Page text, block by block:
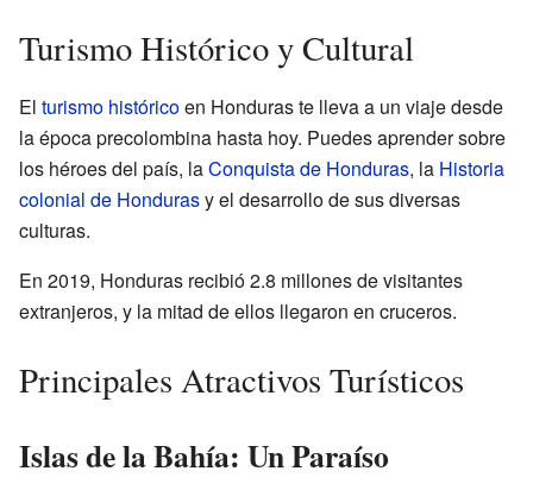
Turismo Histórico y Cultural
El turismo históricoen Honduras te lleva a un viaje desde
la época precolombina hasta hoy. Puedes aprender sobre
los héroes del país, laConquista de Honduras, la Historia
colonial de Hondurasy el desarrollo de sus diversas
culturas.
En 2019, Honduras recibió 2.8 millones de visitantes
extranjeros, y la mitad de ellos llegaron en cruceros.
Principales Atractivos Turísticos
Islas de la Bahía: Un Paraíso